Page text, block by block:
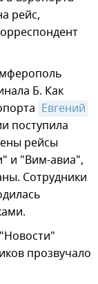
рейс,
Б. Как
Евгений
поступила
рейсы
и "Вим-авиа",
Сотрудники
прозвучало